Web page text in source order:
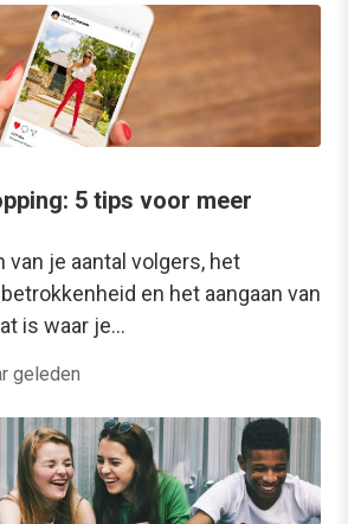
5 tips voor meer
van je aantal volgers, het
en het aangaan van
is waar je…
geleden